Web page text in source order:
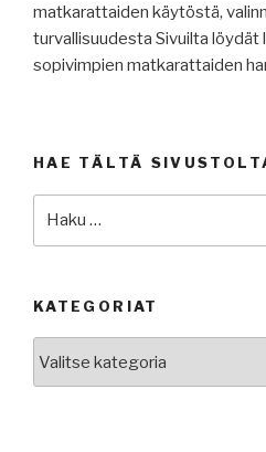
matkarattaiden käytöstä,
turvallisuudesta Sivuilta löydät
sopivimpien matkarattaiden
HAE TÄLTÄ
KATEGORIAT